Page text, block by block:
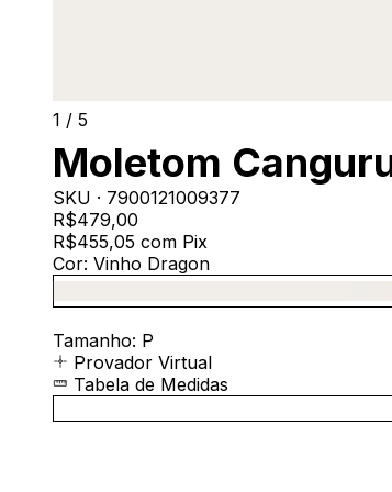
1 / 5
Moletom
SKU · 7900121009377
R$479,00
R$455,05 com Pix
Cor: Vinho Dragon
Tamanho: P
Provador Virtual
Tabela de Medidas